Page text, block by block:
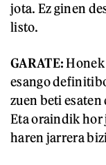
jota. Ez ginen
listo.
GARATE:Honek
esango
zuen beti
Eta oraindik hor
haren jarrera